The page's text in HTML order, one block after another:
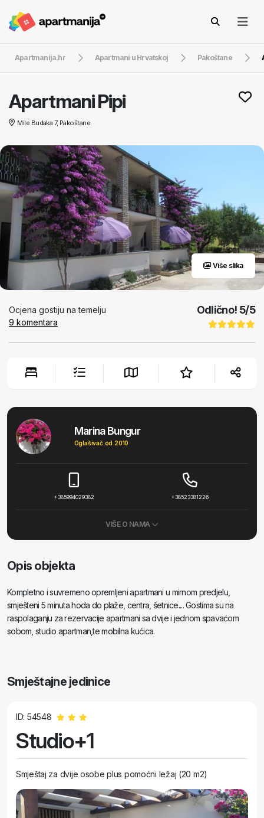
Apartmanija.hr Apartmani u Hrvatskoj Pakoštane
Apartmani Pipi
Mile Budaka 7, Pakoštane
Više slika
Ocjena gostiju na temelju
9 komentara
Odlično! 5/5
Marina Bungur
Oglašivač od 2010
+385994029382 +38523381226
VIŠE O NAMA
Opis objekta
Kompletno i suvremeno opremljeni apartmani u mirnom predjelu,
smješteni 5 minuta hoda do plaže, centra, šetnice.... Gostima su na
raspolaganju za rezervacije apartmani sa dvije i jednom spavaćom
sobom, studio apartman,te mobilna kućica.
Smještajne jedinice
ID: 54548
Studio+1
Smještaj za dvije osobe plus pomoćni ležaj (20 m2)